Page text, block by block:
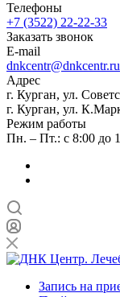
Телефоны
+7 (3522) 22-22-33
Заказать звонок
E-mail
dnkcentr@dnkcentr.ru
Адрес
г. Курган, ул.
г. Курган, ул.
Режим работы
Пн. – Пт.: с 8:00 до
Запись на